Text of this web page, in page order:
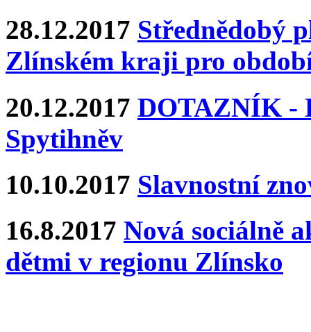
28.12.2017 Střednědobý
Zlínském kraji pro
20.12.2017 DOTAZNÍK -
Spytihněv
10.10.2017 Slavnostní
16.8.2017 Nová sociálně
dětmi v regionu Zlínsko